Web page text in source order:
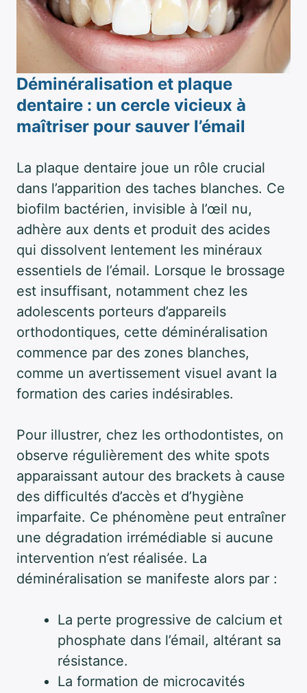
Déminéralisation et plaque
dentaire : un cercle vicieux à
maîtriser pour sauver l’émail
La plaque dentaire joue un rôle crucial
dans l’apparition des taches blanches. Ce
biofilm bactérien, invisible à l’œil nu,
adhère aux dents et produit des acides
qui dissolvent lentement les minéraux
essentiels de l’émail. Lorsque le brossage
est insuffisant, notamment chez les
adolescents porteurs d’appareils
orthodontiques, cette déminéralisation
commence par des zones blanches,
comme un avertissement visuel avant la
formation des caries indésirables.
Pour illustrer, chez les orthodontistes, on
observe régulièrement des white spots
apparaissant autour des brackets à cause
des difficultés d’accès et d’hygiène
imparfaite. Ce phénomène peut entraîner
une dégradation irrémédiable si aucune
intervention n’est réalisée. La
déminéralisation se manifeste alors par :
La perte progressive de calcium et
phosphate dans l’émail, altérant sa
résistance.
La formation de microcavités